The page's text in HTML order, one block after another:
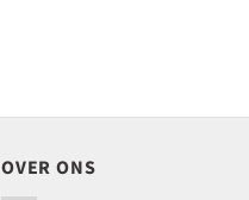
OVER ONS